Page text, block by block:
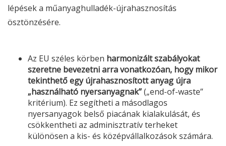
lépések a műanyaghulladék-újrahasznosítás
ösztönzésére.
Az EU széles körben harmonizált szabályokat
szeretne bevezetni arra vonatkozóan, hogy mikor
tekinthető egy újrahasznosított anyag újra
„használható nyersanyagnak”(„end-of-waste”
kritérium). Ez segítheti a másodlagos
nyersanyagok belső piacának kialakulását, és
csökkentheti az adminisztratív terheket
különösen a kis- és középvállalkozások számára.